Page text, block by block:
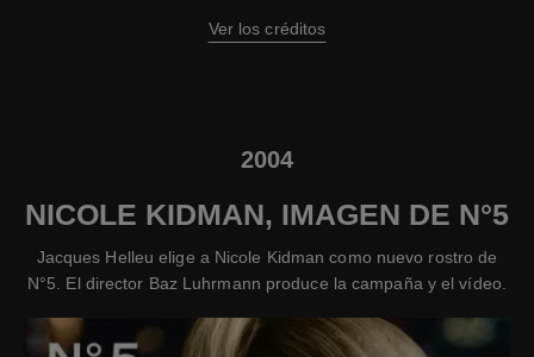
Ver los créditos
2004
NICOLE KIDMAN, IMAGEN DE N°5
Jacques Helleu elige a Nicole Kidman como nuevo rostro de
N°5. El director Baz Luhrmann produce la campaña y el vídeo.